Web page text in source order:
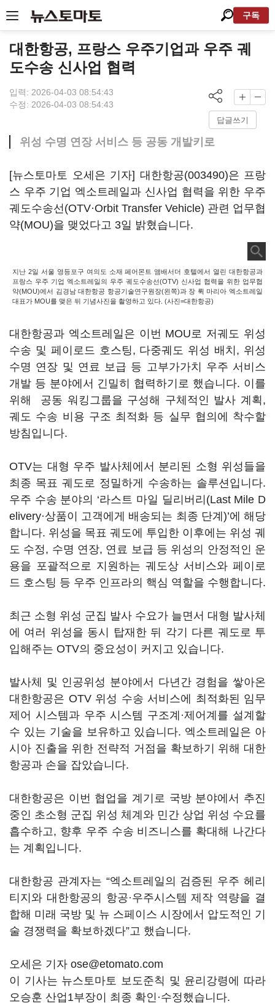
구독
대한항공, 프랑스 우주기업과 우주 궤
도수송 신사업 협력
입력: 2026-04-03 08:54:43
수정: 2026-04-03 08:54:43
답글쓰기
위성 수명 연장 서비스 등 공동 개발키로
[뉴스토마토 오세은 기자] 대한항공(003490)은 프랑
스 우주 기업 엑소트레일과 신사업 협력을 위한 우주
궤도수송선(OTV·Orbit Transfer Vehicle) 관련 업무협
약(MOU)을 맺었다고 3일 밝혔습니다.
지난 2일 서울 영등포구 여의도 소재 페어몬트 앰배서더 호텔에서 열린 대한항공과
프랑스 우주 기업 엑소트레일의 우주 궤도수송선(OTV) 신사업 협력을 위한 업무협
약(MOU)에서 김경남 대한항공 항공기술연구원장(왼쪽)과 장 뤽 마리아 엑소트레일
대표가 MOU를 맺은 뒤 기념사진을 촬영하고 있다. (사진=대한항공)
대한항공과 엑소트레일은 이번 MOU로 저궤도 위성
수송 및 페이로드 호스팅, 다중궤도 위성 배치, 위성
수명 연장 및 연료 보급 등 고부가가치 우주 서비스
개발 등 분야에서 긴밀히 협력하기로 했습니다. 이를
위해 공동 워킹그룹을 구성해 구체적인 발사 계획,
궤도 수송 비용 구조 최적화 등 실무 협의에 착수할
방침입니다.
OTV는 대형 우주 발사체에서 분리된 소형 위성들을
최종 목표 궤도로 정밀하게 수송하는 솔루션입니다.
우주 수송 분야의 ‘라스트 마일 딜리버리(Last Mile D
elivery·상품이 고객에게 배송되는 최종 단계)’에 해당
합니다. 위성을 목표 궤도에 투입한 이후에는 위성 궤
도 수정, 수명 연장, 연료 보급 등 위성의 안정적인 운
용을 포괄적으로 지원하는 궤도상 서비스와 페이로
드 호스팅 등 우주 인프라의 핵심 역할을 수행합니다.
최근 소형 위성 군집 발사 수요가 늘면서 대형 발사체
에 여러 위성을 동시 탑재한 뒤 각기 다른 궤도로 투
입해주는 OTV의 중요성이 커지고 있습니다.
발사체 및 인공위성 분야에서 다년간 경험을 쌓아온
대한항공은 OTV 위성 수송 서비스에 최적화된 임무
제어 시스템과 우주 시스템 구조계·제어계를 설계할
수 있는 기술을 보유하고 있습니다. 엑소트레일은 아
시아 진출을 위한 전략적 거점을 확보하기 위해 대한
항공과 손을 잡았습니다.
대한항공은 이번 협업을 계기로 국방 분야에서 추진
중인 초소형 군집 위성 체계와 민간 상업 위성 수요를
흡수하고, 향후 우주 수송 비즈니스를 확대해 나간다
는 계획입니다.
대한항공 관계자는 “엑소트레일의 검증된 우주 헤리
티지와 대한항공의 항공·우주시스템 제작 역량을 결
합해 미래 국방 및 뉴 스페이스 시장에서 압도적인 기
술 경쟁력을 확보하겠다”고 했습니다.
오세은 기자 ose@etomato.com
이 기사는 뉴스토마토 보도준칙 및 윤리강령에 따라
오승훈 산업1부장이 최종 확인·수정했습니다.